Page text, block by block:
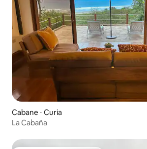
Cabane ⋅ Curia
La Cabaña